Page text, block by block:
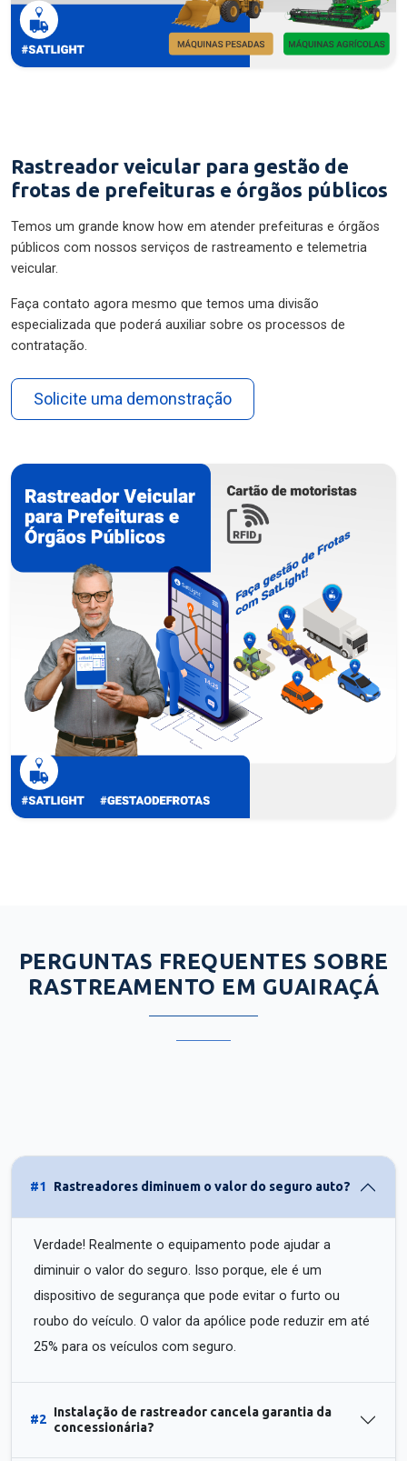
Rastreador veicular para gestão de
frotas de prefeituras e órgãos públicos
Temos um grande know how em atender prefeituras e órgãos
públicos com nossos serviços de rastreamento e telemetria
veicular.
Faça contato agora mesmo que temos uma divisão
especializada que poderá auxiliar sobre os processos de
contratação.
Solicite uma demonstração
PERGUNTAS FREQUENTES SOBRE
RASTREAMENTO EM GUAIRAÇÁ
#1 Rastreadores diminuem o valor do seguro auto?
Verdade! Realmente o equipamento pode ajudar a
diminuir o valor do seguro. Isso porque, ele é um
dispositivo de segurança que pode evitar o furto ou
roubo do veículo. O valor da apólice pode reduzir em até
25% para os veículos com seguro.
#2
Instalação de rastreador cancela garantia da
concessionária?